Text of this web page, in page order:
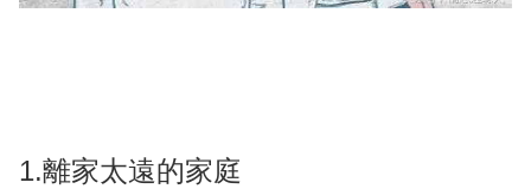
1.離家太遠的家庭